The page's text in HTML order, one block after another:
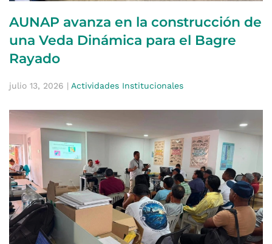
AUNAP avanza en la construcción de
una Veda Dinámica para el Bagre
Rayado
julio 13, 2026 | Actividades Institucionales